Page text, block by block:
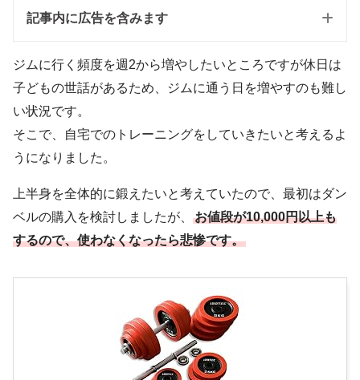
記事内に広告を含みます
ジムに行く頻度を週2から増やしたいところですが休日は
子どもの世話があるため、ジムに通う日を増やすのも難し
い状況です。
そこで、自宅でのトレーニングをしていきたいと考えるよ
うになりました。
上半身を全体的に鍛えたいと考えていたので、最初はダン
ベルの購入を検討しましたが、
お値段が10,000円以上も
するので、使わなくなったら悲惨です。